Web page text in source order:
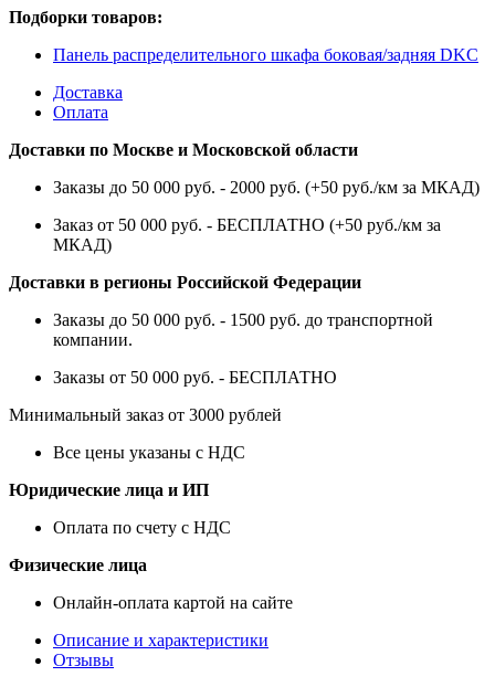
Подборки товаров:
Панель распределительного шкафа боковая/задняя DKC
Доставка
Оплата
Доставки по Москве и Московской области
Заказы до 50 000 руб. - 2000 руб. (+50 руб./км за МКАД)
Заказ от 50 000 руб. - БЕСПЛАТНО (+50 руб./км за
МКАД)
Доставки в регионы Российской Федерации
Заказы до 50 000 руб. - 1500 руб. до транспортной
компании.
Заказы от 50 000 руб. - БЕСПЛАТНО
Минимальный заказ от 3000 рублей
Все цены указаны с НДС
Юридические лица и ИП
Оплата по счету с НДС
Физические лица
Онлайн-оплата картой на сайте
Описание и характеристики
Отзывы